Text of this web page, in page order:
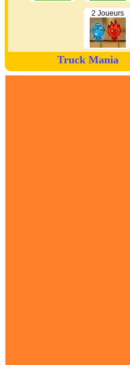
2 Joueurs
Truck Mania